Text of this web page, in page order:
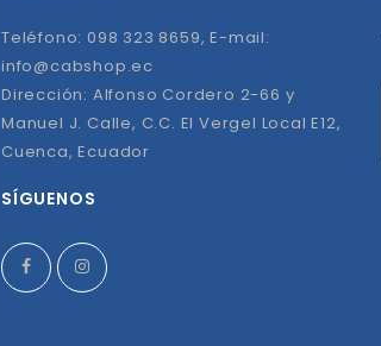
Teléfono: 098 323 8659, E-mail:
info@cabshop.ec
Dirección: Alfonso Cordero 2-66 y
Manuel J. Calle, C.C. El Vergel Local E12,
Cuenca, Ecuador
SÍGUENOS